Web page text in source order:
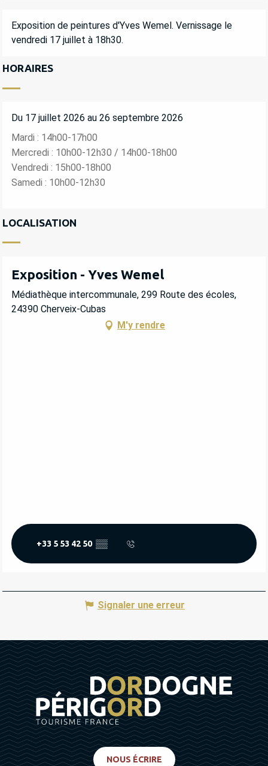
DESCRIPTION
Exposition de peintures d'Yves Wemel. Vernissage le
vendredi 17 juillet à 18h30.
HORAIRES
Du 17 juillet 2026 au 26 septembre 2026
Mardi : 14h00-17h00
Mercredi : 10h00-12h30 / 14h00-18h00
Vendredi : 15h00-18h00
Samedi : 10h00-12h30
LOCALISATION
Exposition - Yves Wemel
Médiathèque intercommunale, 299 Route des écoles,
24390 Cherveix-Cubas
M'y rendre
+33 5 53 42 50 ▒▒
Signaler une erreur
NOUS ÉCRIRE